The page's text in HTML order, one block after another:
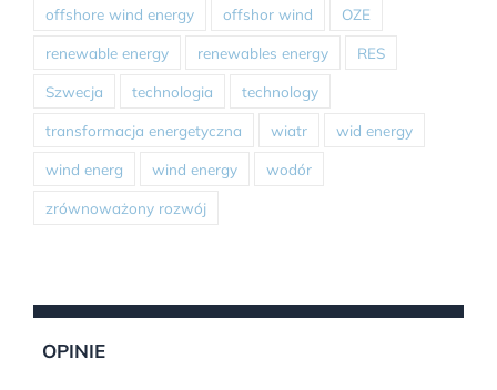
offshore wind energy offshor wind OZE
renewable energy renewables energy RES
Szwecja technologia technology
transformacja energetyczna wiatr wid energy
wind energ wind energy wodór
zrównoważony rozwój
OPINIE